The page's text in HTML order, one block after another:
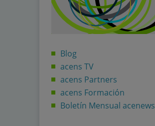
Blog
acens TV
acens Partners
acens Formación
Boletín Mensual acenews